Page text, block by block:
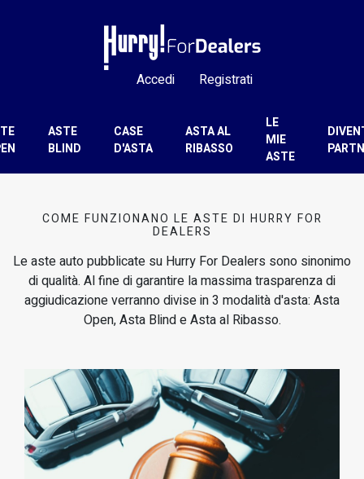
Accedi Registrati
ASTE
BLIND
CASE
D'ASTA
ASTA AL
RIBASSO
LE
MIE
ASTE
COME FUNZIONANO LE ASTE DI HURRY FOR
DEALERS
Le aste auto pubblicate su Hurry For Dealers sono sinonimo
di qualità. Al fine di garantire la massima trasparenza di
aggiudicazione verranno divise in 3 modalità d'asta: Asta
Open, Asta Blind e Asta al Ribasso.